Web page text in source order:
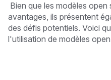
Bien que les modèles
avantages, ils présentent
des défis potentiels. Voici
l'utilisation de modèles